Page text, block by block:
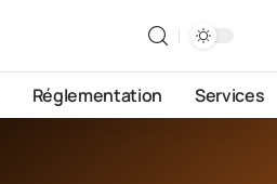
Réglementation Services